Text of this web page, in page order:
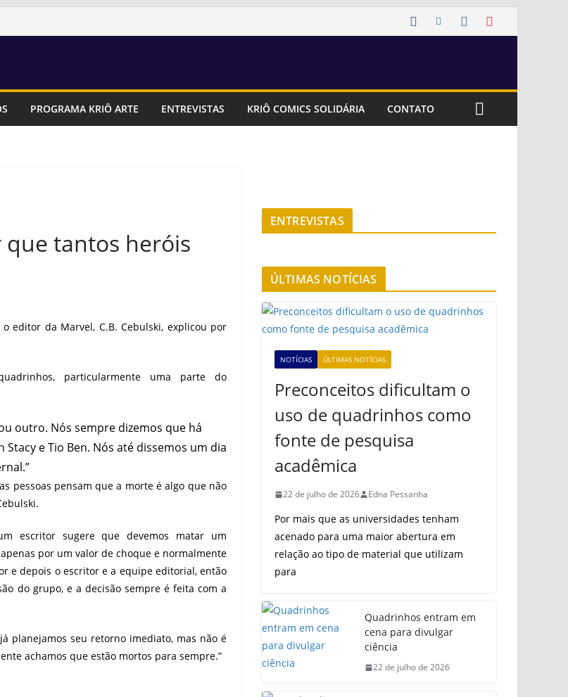
PROGRAMA KRIÔ ARTE ENTREVISTAS KRIÔ COMICS SOLIDÁRIA CONTATO
tantos heróis
editor da Marvel, C.B. Cebulski, explicou por
particularmente uma parte do
outro. Nós sempre dizemos que há
e Tio Ben. Nós até dissemos um dia
pessoas pensam que a morte é algo que não
escritor sugere que devemos matar um
por um valor de choque e normalmente
e depois o escritor e a equipe editorial, então
do grupo, e a decisão sempre é feita com a
planejamos seu retorno imediato, mas não é
achamos que estão mortos para sempre.”
ENTREVISTAS
ÚLTIMAS NOTÍCIAS
NOTÍCIAS ÚLTIMAS NOTÍCIAS
Preconceitos dificultam o
uso de quadrinhos como
fonte de pesquisa
acadêmica
22 de julho de 2026 Edna Pessanha
Por mais que as universidades tenham
acenado para uma maior abertura em
relação ao tipo de material que utilizam
para
Quadrinhos entram em
cena para divulgar
ciência
22 de julho de 2026